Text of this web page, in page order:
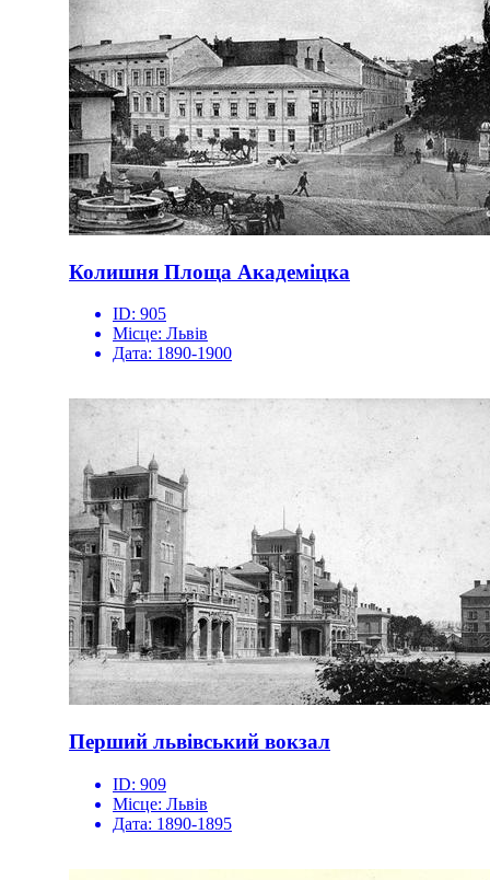
Колишня Площа Академіцка
ID: 905
Місце: Львів
Дата: 1890-1900
Перший львівський вокзал
ID: 909
Місце: Львів
Дата: 1890-1895